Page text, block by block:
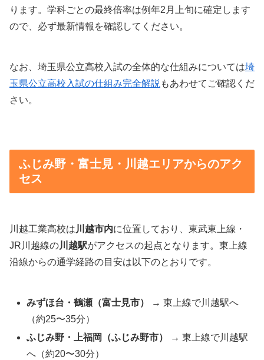
ります。学科ごとの最終倍率は例年2月上旬に確定します
ので、必ず最新情報を確認してください。
なお、埼玉県公立高校入試の全体的な仕組みについては埼
玉県公立高校入試の仕組み完全解説 もあわせてご確認くだ
さい。
ふじみ野・富士見・川越エリアからのアク
セス
川越工業高校は 川越市内に位置しており、東武東上線・
JR川越線の川越駅がアクセスの起点となります。東上線
沿線からの通学経路の目安は以下のとおりです。
みずほ台・鶴瀬（富士見市）
→ 東上線で川越駅へ
（約25〜35分）
ふじみ野・上福岡（ふじみ野市）
→ 東上線で川越駅
へ（約20〜30分）